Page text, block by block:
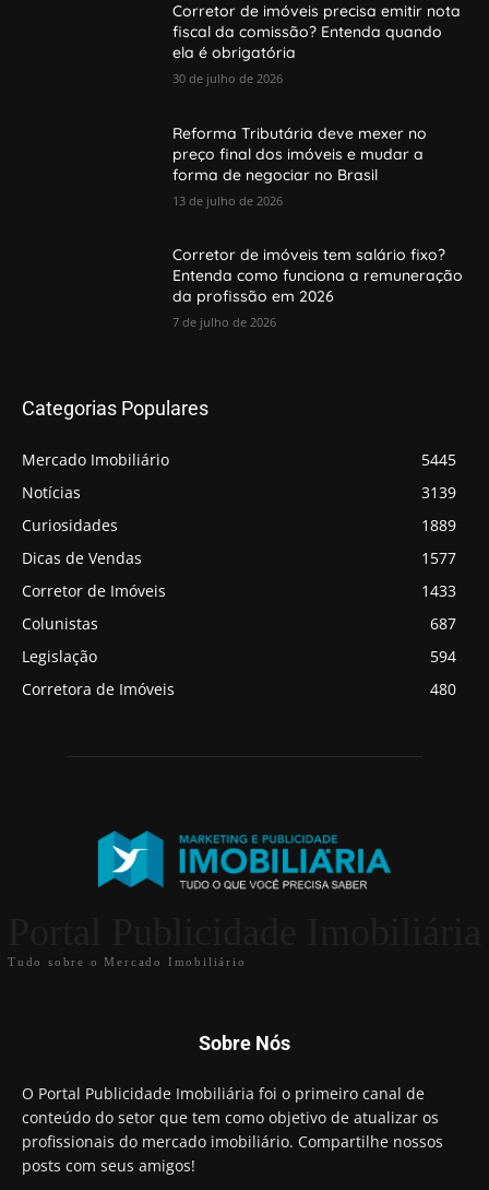
Corretor de imóveis precisa emitir nota
fiscal da comissão? Entenda quando
ela é obrigatória
30 de julho de 2026
Reforma Tributária deve mexer no
preço final dos imóveis e mudar a
forma de negociar no Brasil
13 de julho de 2026
Corretor de imóveis tem salário fixo?
Entenda como funciona a remuneração
da profissão em 2026
7 de julho de 2026
Categorias Populares
Mercado Imobiliário
5445
Notícias
3139
Curiosidades
1889
Dicas de Vendas
1577
Corretor de Imóveis
1433
Colunistas
687
Legislação
594
Corretora de Imóveis
480
Tudo sobre o Mercado Imobiliário
Sobre Nós
O Portal Publicidade Imobiliária foi o primeiro canal de
conteúdo do setor que tem como objetivo de atualizar os
profissionais do mercado imobiliário. Compartilhe nossos
posts com seus amigos!